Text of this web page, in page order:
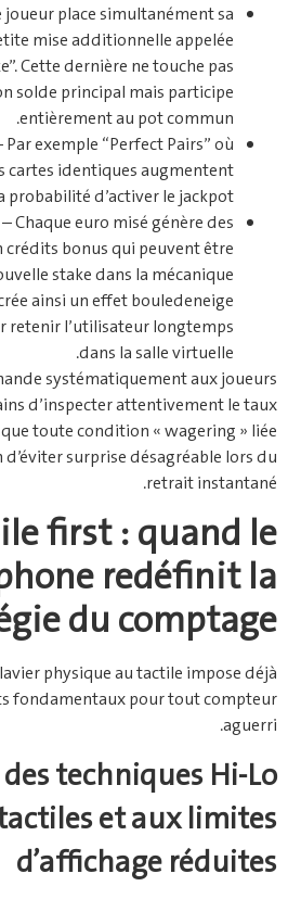
joueur place simultanément sa
mise additionnelle appelée
Cette dernière ne touche pas
solde principal mais participe
entièrement au pot commun.
exemple “Perfect Pairs” où
cartes identiques augmentent
d’activer le jackpot.
Chaque euro misé génère des
bonus qui peuvent être
stake dans la mécanique
ainsi un effet boule­de­neige
retenir l’utilisateur longtemps
dans la salle virtuelle.
systématiquement aux joueurs
d’inspecter attentivement le taux
toute condition « wagering » liée
surprise désagréable lors du
retrait instantané.
first : quand le
redéfinit la
du comptage
physique au tactile impose déjà
fondamentaux pour tout compteur
aguerri.
techniques Hi‑Lo
et aux limites
d’affichage réduites